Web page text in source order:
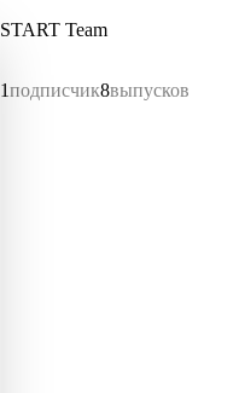
START Team
1подписчик8выпусков